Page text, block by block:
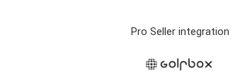
Pro Seller integration